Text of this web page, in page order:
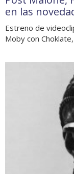
en las
Estreno de
Moby con